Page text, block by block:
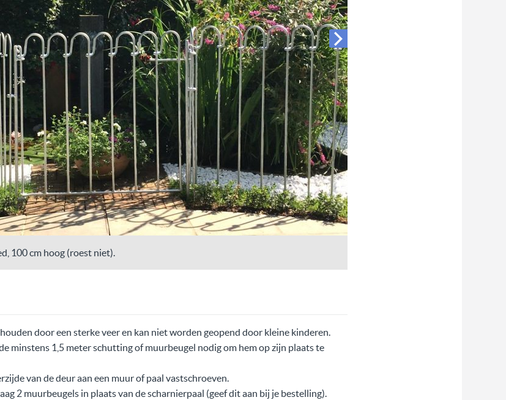
100 cm hoog (roest niet).
door een sterke veer en kan niet worden geopend door kleine kinderen.
minstens 1,5 meter schutting of muurbeugel nodig om hem op zijn plaats te
van de deur aan een muur of paal vastschroeven.
2 muurbeugels in plaats van de scharnierpaal (geef dit aan bij je bestelling).